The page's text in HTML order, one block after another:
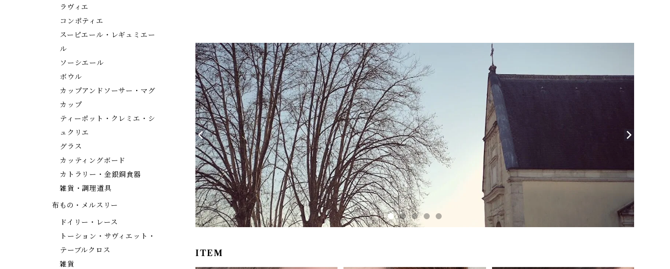
ITEM
ラヴィエ
コンポティエ
スーピエール・レギュミエー
ル
ソーシエール
ボウル
カップアンドソーサー・マグ
カップ
ティーポット・クレミエ・シ
ュクリエ
グラス
カッティングボード
カトラリー・金銀銅食器
雑貨・調理道具
布もの・メルスリー
ドイリー・レース
トーション・サヴィエット・
テーブルクロス
雑貨